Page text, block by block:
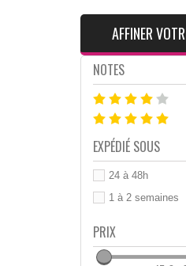
AFFINER
NOTES
EXPÉDIÉ SOUS
24 à 48h
1 à 2 semaines
PRIX